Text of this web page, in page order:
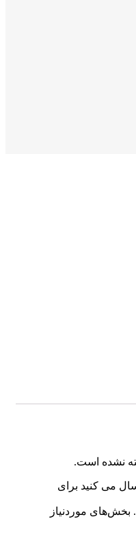
نشده است.
می کنید برای
بخش‌های موردنیاز